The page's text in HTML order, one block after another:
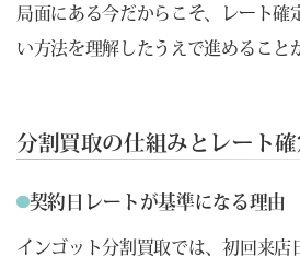
局面にある今だからこそ、レート確
い方法を理解したうえで進めること
分割買取の仕組みとレート確
契約日レートが基準になる理由
インゴット分割買取では、初回来店